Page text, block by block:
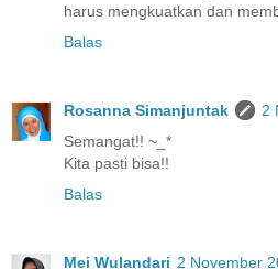
harus mengkuatkan dan
Balas
Rosanna Simanjuntak
2
Semangat!! ~_*
Kita pasti bisa!!
Balas
Mei Wulandari 2 November